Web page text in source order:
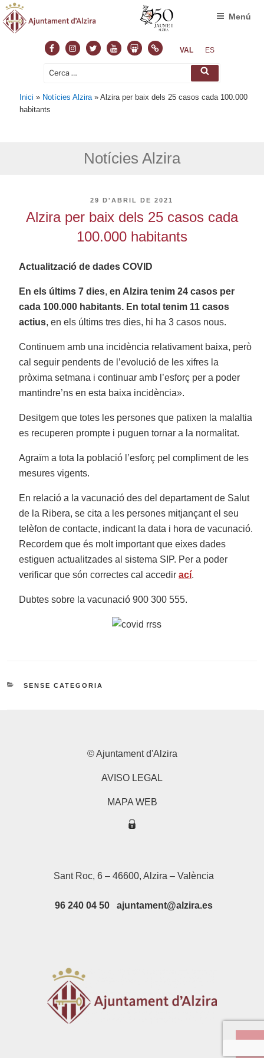
FacebookInstagram
TwitterYoutubeSlideshare
NormasVAL ES
Cerca: Cerca
Menú
Inici » Notícies Alzira »Alzira per baix dels 25 casos cada 100.000
habitants
Notícies Alzira
PUBLICAT
29 D'ABRIL DE 2021
Alzira per baix dels 25 casos cada
100.000 habitants
Actualització de dades COVID
En els últims 7 dies, en Alzira tenim 24 casos per
cada 100.000 habitants. En total tenim 11 casos
actius, en els últims tres dies, hi ha 3 casos nous.
Continuem amb una incidència relativament baixa, però
cal seguir pendents de l’evolució de les xifres la
pròxima setmana i continuar amb l’esforç per a poder
mantindre’ns en esta baixa incidència».
Desitgem que totes les persones que patixen la malaltia
es recuperen prompte i puguen tornar a la normalitat.
Agraïm a tota la població l’esforç pel compliment de les
mesures vigents.
En relació a la vacunació des del departament de Salut
de la Ribera, se cita a les persones mitjançant el seu
telèfon de contacte, indicant la data i hora de vacunació.
Recordem que és molt important que eixes dades
estiguen actualitzades al sistema SIP. Per a poder
verificar que són correctes cal accedirací.
Dubtes sobre la vacunació 900 300 555.
CATEGORIES
SENSE CATEGORIA
© Ajuntament d'Alzira
AVISO LEGAL
MAPA WEB
Sant Roc, 6 – 46600, Alzira – València
96 240 04 50 ajuntament@alzira.es